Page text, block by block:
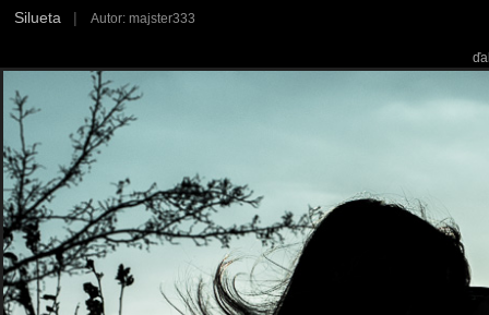
Silueta | Autor: majster333